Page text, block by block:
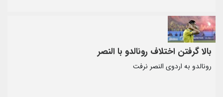
بالا گرفتن اختلاف رونالدو با النصر
رونالدو به اردوی النصر نرفت